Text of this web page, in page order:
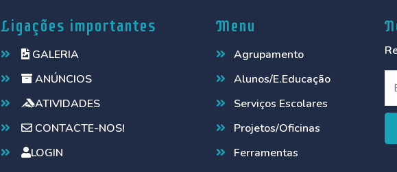
Ligações importantes
GALERIA
ANÚNCIOS
ATIVIDADES
CONTACTE-NOS!
LOGIN
Menu
Agrupamento
Alunos/E.Educação
Serviços Escolares
Projetos/Oficinas
Ferramentas